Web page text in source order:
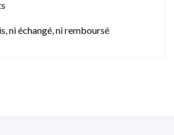
ni échangé, ni remboursé